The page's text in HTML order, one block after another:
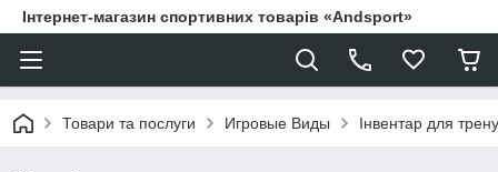
Інтернет-магазин спортивних товарів «Andsport»
Товари та послуги Игровые Виды Інвентар для